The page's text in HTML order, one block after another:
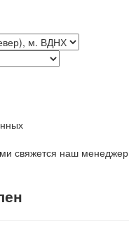
свяжется наш менеджер